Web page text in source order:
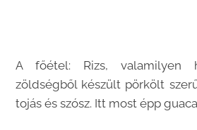
A főétel: Rizs, valamilyen
zöldségből készült pörkölt
tojás és szósz. Itt most épp